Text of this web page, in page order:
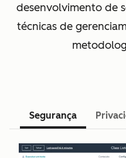
desenvolvimento de
técnicas de
Segurança